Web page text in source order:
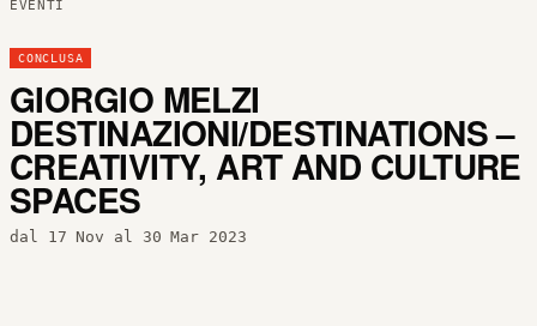
EVENTI
CONCLUSA
GIORGIO MELZI
DESTINAZIONI/DESTINATIONS –
CREATIVITY, ART AND CULTURE
SPACES
dal 17 Nov al 30 Mar 2023